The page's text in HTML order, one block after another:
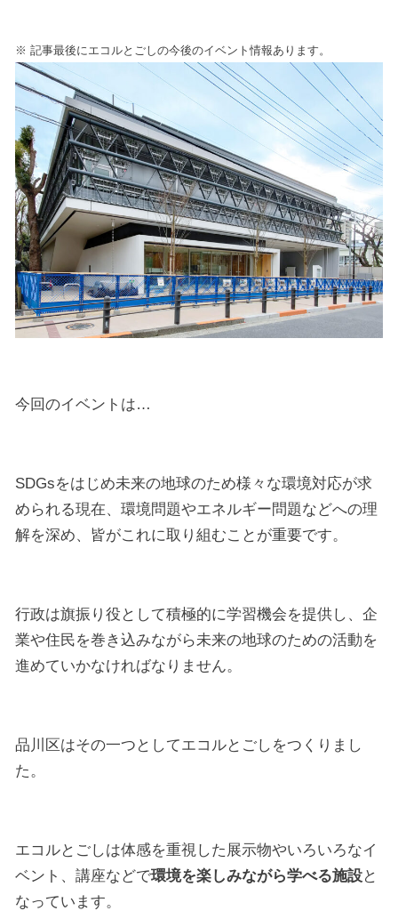
※ 記事最後にエコルとごしの今後のイベント情報あります。
今回のイベントは…
SDGsをはじめ未来の地球のため様々な環境対応が求
められる現在、環境問題やエネルギー問題などへの理
解を深め、皆がこれに取り組むことが重要です。
行政は旗振り役として積極的に学習機会を提供し、企
業や住民を巻き込みながら未来の地球のための活動を
進めていかなければなりません。
品川区はその一つとしてエコルとごしをつくりまし
た。
エコルとごしは体感を重視した展示物やいろいろなイ
ベント、講座などで環境を楽しみながら学べる施設と
なっています。